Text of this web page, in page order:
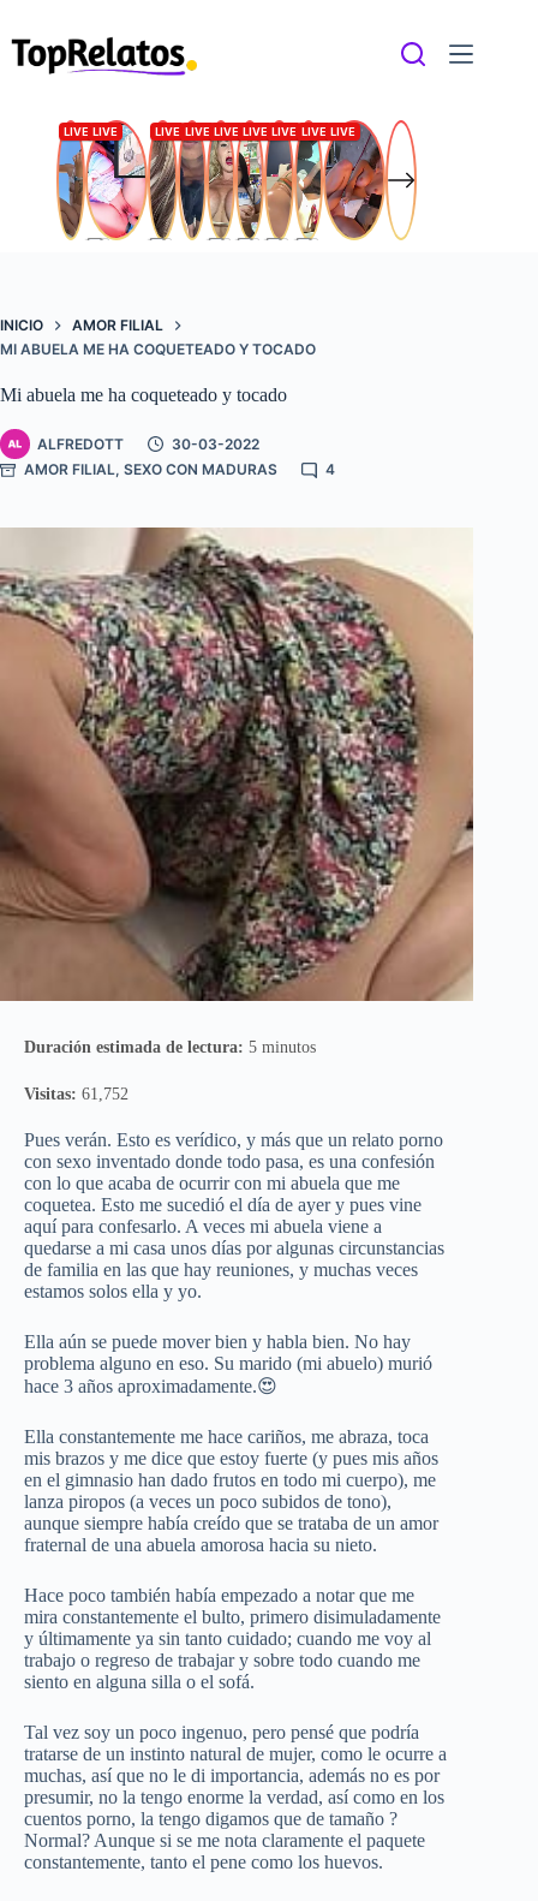
contenido
INICIO
AMOR FILIAL
MI ABUELA ME HA COQUETEADO Y TOCADO
Mi abuela me ha coqueteado y tocado
ALFREDOTT
30-03-2022
AMOR FILIAL, SEXO CON MADURAS 4
Duración estimada de lectura: 5 minutos
Visitas: 61,752
Pues verán. Esto es verídico, y más que un relato porno
con sexo inventado donde todo pasa, es una confesión
con lo que acaba de ocurrir con mi abuela que me
coquetea. Esto me sucedió el día de ayer y pues vine
aquí para confesarlo. A veces mi abuela viene a
quedarse a mi casa unos días por algunas circunstancias
de familia en las que hay reuniones, y muchas veces
estamos solos ella y yo.
Ella aún se puede mover bien y habla bien. No hay
problema alguno en eso. Su marido (mi abuelo) murió
hace 3 años aproximadamente.😍
Ella constantemente me hace cariños, me abraza, toca
mis brazos y me dice que estoy fuerte (y pues mis años
en el gimnasio han dado frutos en todo mi cuerpo), me
lanza piropos (a veces un poco subidos de tono),
aunque siempre había creído que se trataba de un amor
fraternal de una abuela amorosa hacia su nieto.
Hace poco también había empezado a notar que me
mira constantemente el bulto, primero disimuladamente
y últimamente ya sin tanto cuidado; cuando me voy al
trabajo o regreso de trabajar y sobre todo cuando me
siento en alguna silla o el sofá.
Tal vez soy un poco ingenuo, pero pensé que podría
tratarse de un instinto natural de mujer, como le ocurre a
muchas, así que no le di importancia, además no es por
presumir, no la tengo enorme la verdad, así como en los
cuentos porno, la tengo digamos que de tamaño ?
Normal? Aunque si se me nota claramente el paquete
constantemente, tanto el pene como los huevos.